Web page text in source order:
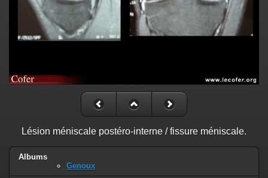
Lésion méniscale postéro-interne / fissure méniscale.
Albums
Genoux